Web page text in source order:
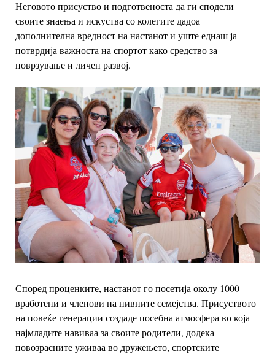
Неговото присуство и подготвеноста да ги сподели
своите знаења и искуства со колегите дадоа
дополнителна вредност на настанот и уште еднаш ја
потврдија важноста на спортот како средство за
поврзување и личен развој.
Според проценките, настанот го посетија околу 1000
вработени и членови на нивните семејства. Присуството
на повеќе генерации создаде посебна атмосфера во која
најмладите навиваа за своите родители, додека
повозрасните уживаа во дружењето, спортските